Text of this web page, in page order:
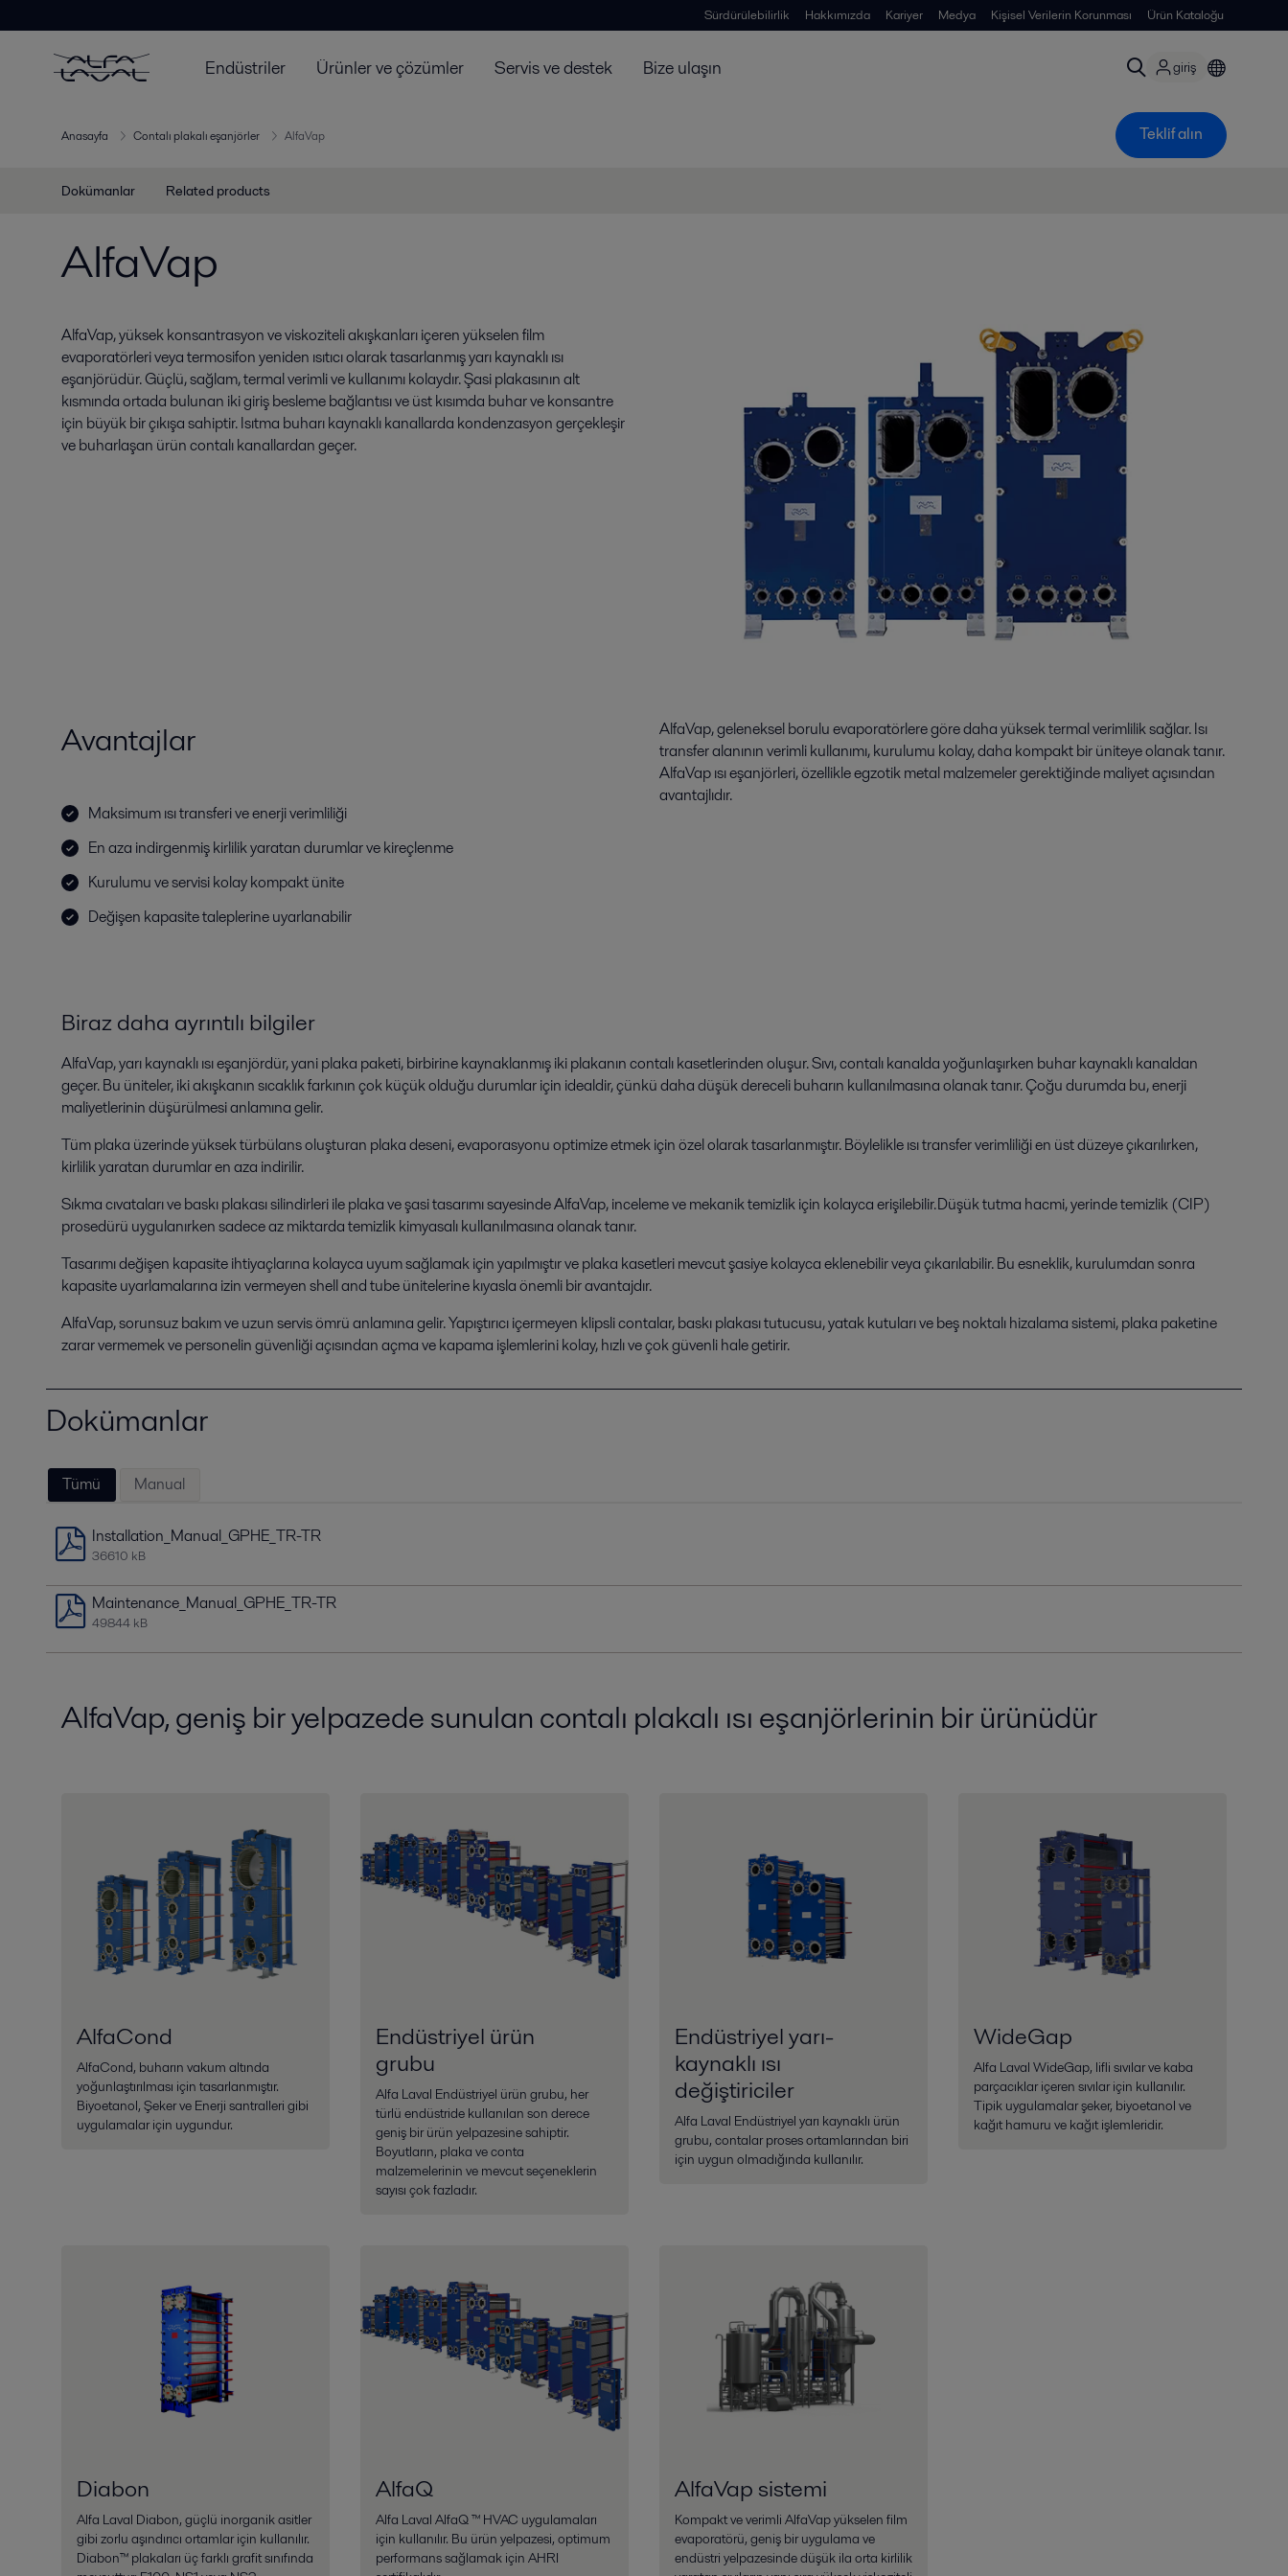
Sürdürülebilirlik Hakkımızda Kariyer Medya Kişisel Verilerin Korunması Ürün Kataloğu
Endüstriler Ürünler ve çözümler Servis ve destek Bize ulaşın giriş
Anasayfa Contalı plakalı eşanjörler AlfaVap Teklif alın
Dokümanlar Related products
AlfaVap
AlfaVap, yüksek konsantrasyon ve viskoziteli akışkanları içeren yükselen film
evaporatörleri veya termosifon yeniden ısıtıcı olarak tasarlanmış yarı kaynaklı ısı
eşanjörüdür. Güçlü, sağlam, termal verimli ve kullanımı kolaydır. Şasi plakasının alt
kısmında ortada bulunan iki giriş besleme bağlantısı ve üst kısımda buhar ve konsantre
için büyük bir çıkışa sahiptir. Isıtma buharı kaynaklı kanallarda kondenzasyon gerçekleşir
ve buharlaşan ürün contalı kanallardan geçer.
Avantajlar
Maksimum ısı transferi ve enerji verimliliği
En aza indirgenmiş kirlilik yaratan durumlar ve kireçlenme
Kurulumu ve servisi kolay kompakt ünite
Değişen kapasite taleplerine uyarlanabilir
AlfaVap, geleneksel borulu evaporatörlere göre daha yüksek termal verimlilik sağlar. Isı
transfer alanının verimli kullanımı, kurulumu kolay, daha kompakt bir üniteye olanak tanır.
AlfaVap ısı eşanjörleri, özellikle egzotik metal malzemeler gerektiğinde maliyet açısından
avantajlıdır.
Biraz daha ayrıntılı bilgiler
AlfaVap, yarı kaynaklı ısı eşanjördür, yani plaka paketi, birbirine kaynaklanmış iki plakanın contalı kasetlerinden oluşur. Sıvı, contalı kanalda yoğunlaşırken buhar kaynaklı kanaldan
geçer. Bu üniteler, iki akışkanın sıcaklık farkının çok küçük olduğu durumlar için idealdir, çünkü daha düşük dereceli buharın kullanılmasına olanak tanır. Çoğu durumda bu, enerji
maliyetlerinin düşürülmesi anlamına gelir.
Tüm plaka üzerinde yüksek türbülans oluşturan plaka deseni, evaporasyonu optimize etmek için özel olarak tasarlanmıştır. Böylelikle ısı transfer verimliliği en üst düzeye çıkarılırken,
kirlilik yaratan durumlar en aza indirilir.
Sıkma cıvataları ve baskı plakası silindirleri ile plaka ve şasi tasarımı sayesinde AlfaVap, inceleme ve mekanik temizlik için kolayca erişilebilir. Düşük tutma hacmi, yerinde temizlik (CIP)
prosedürü uygulanırken sadece az miktarda temizlik kimyasalı kullanılmasına olanak tanır.
Tasarımı değişen kapasite ihtiyaçlarına kolayca uyum sağlamak için yapılmıştır ve plaka kasetleri mevcut şasiye kolayca eklenebilir veya çıkarılabilir. Bu esneklik, kurulumdan sonra
kapasite uyarlamalarına izin vermeyen shell and tube ünitelerine kıyasla önemli bir avantajdır.
AlfaVap, sorunsuz bakım ve uzun servis ömrü anlamına gelir. Yapıştırıcı içermeyen klipsli contalar, baskı plakası tutucusu, yatak kutuları ve beş noktalı hizalama sistemi, plaka paketine
zarar vermemek ve personelin güvenliği açısından açma ve kapama işlemlerini kolay, hızlı ve çok güvenli hale getirir.
Dokümanlar
Tümü Manual
Installation_Manual_GPHE_TR-TR
36610 kB
Maintenance_Manual_GPHE_TR-TR
49844 kB
AlfaVap, geniş bir yelpazede sunulan contalı plakalı ısı eşanjörlerinin bir ürünüdür
AlfaCond
AlfaCond, buharın vakum altında
yoğunlaştırılması için tasarlanmıştır.
Biyoetanol, Şeker ve Enerji santralleri gibi
uygulamalar için uygundur.
Endüstriyel ürün
grubu
Alfa Laval Endüstriyel ürün grubu, her
türlü endüstride kullanılan son derece
geniş bir ürün yelpazesine sahiptir.
Boyutların, plaka ve conta
malzemelerinin ve mevcut seçeneklerin
sayısı çok fazladır.
Endüstriyel yarı-
kaynaklı ısı
değiştiriciler
Alfa Laval Endüstriyel yarı kaynaklı ürün
grubu, contalar proses ortamlarından biri
için uygun olmadığında kullanılır.
WideGap
Alfa Laval WideGap, lifli sıvılar ve kaba
parçacıklar içeren sıvılar için kullanılır.
Tipik uygulamalar şeker, biyoetanol ve
kağıt hamuru ve kağıt işlemleridir.
Diabon
Alfa Laval Diabon, güçlü inorganik asitler
gibi zorlu aşındırıcı ortamlar için kullanılır.
Diabon™ plakaları üç farklı grafit sınıfında
AlfaQ
Alfa Laval AlfaQ ™ HVAC uygulamaları
için kullanılır. Bu ürün yelpazesi, optimum
performans sağlamak için AHRI
AlfaVap sistemi
Kompakt ve verimli AlfaVap yükselen film
evaporatörü, geniş bir uygulama ve
endüstri yelpazesinde düşük ila orta kirlilik